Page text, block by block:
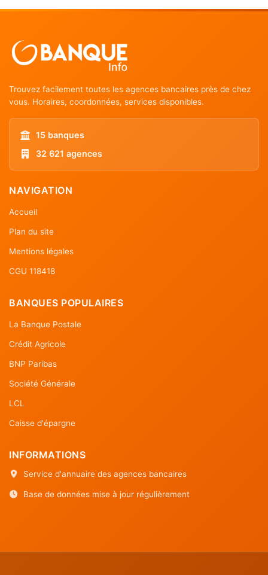
Trouvez facilement toutes les agences bancaires près de chez
vous. Horaires, coordonnées, services disponibles.
15 banques
32 621 agences
NAVIGATION
Accueil
Plan du site
Mentions légales
CGU 118418
BANQUES POPULAIRES
La Banque Postale
Crédit Agricole
BNP Paribas
Société Générale
LCL
Caisse d'épargne
INFORMATIONS
Service d'annuaire des agences bancaires
Base de données mise à jour régulièrement